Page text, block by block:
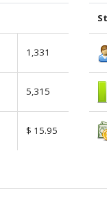
1,331
5,315
$ 15.95